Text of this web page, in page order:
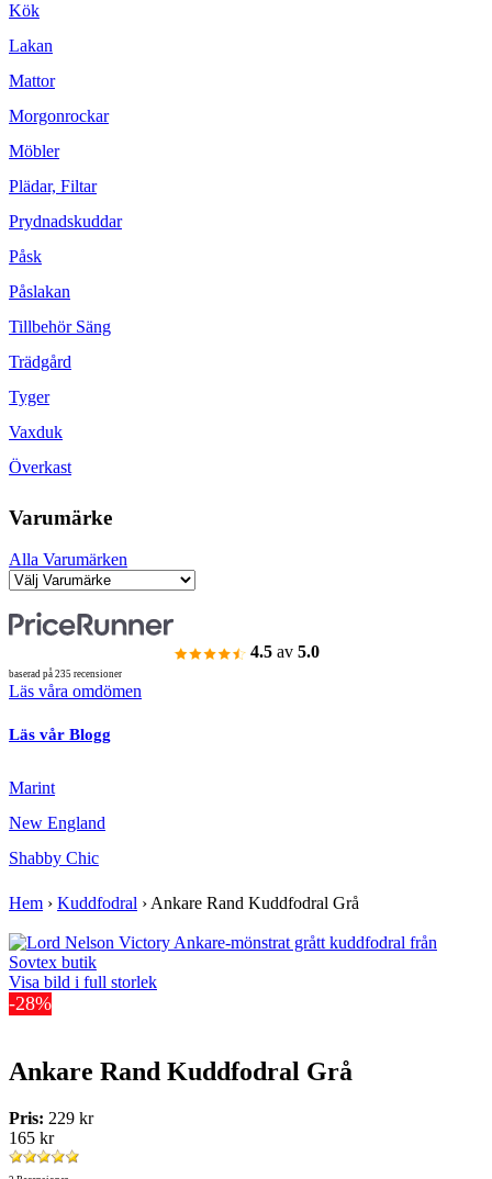
Kök
Lakan
Mattor
Morgonrockar
Möbler
Plädar, Filtar
Prydnadskuddar
Påsk
Påslakan
Tillbehör Säng
Trädgård
Tyger
Vaxduk
Överkast
Varumärke
Alla Varumärken
4.5 av 5.0
baserad på 235 recensioner
Läs våra omdömen
Läs vår Blogg
Marint
New England
Shabby Chic
Hem › Kuddfodral ›Ankare Rand Kuddfodral Grå
Visa bild i full storlek
-28%
Ankare Rand Kuddfodral Grå
Pris: 229 kr
165 kr